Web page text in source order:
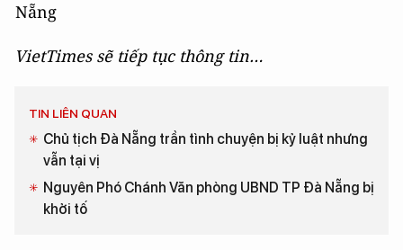
Nẵng
VietTimes sẽ tiếp tục thông tin…
TIN LIÊN QUAN
Chủ tịch Đà Nẵng trần tình chuyện bị kỷ luật nhưng
vẫn tại vị
Nguyên Phó Chánh Văn phòng UBND TP Đà Nẵng bị
khởi tố